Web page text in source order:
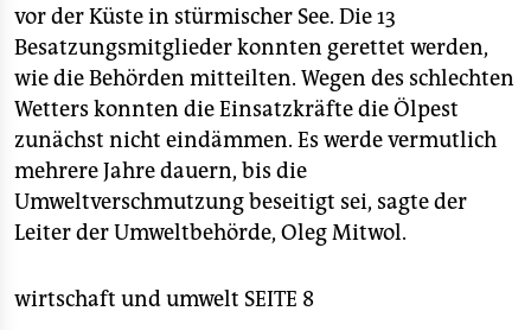
wahrheit
verlag
verlag
veranstaltungen
shop
unterstützen
vor der Küste in stürmischer See. Die 13
Besatzungsmitglieder konnten gerettet werden,
wie die Behörden mitteilten. Wegen des schlechten
Wetters konnten die Einsatzkräfte die Ölpest
zunächst nicht eindämmen. Es werde vermutlich
mehrere Jahre dauern, bis die
Umweltverschmutzung beseitigt sei, sagte der
Leiter der Umweltbehörde, Oleg Mitwol.
wirtschaft und umwelt SEITE 8